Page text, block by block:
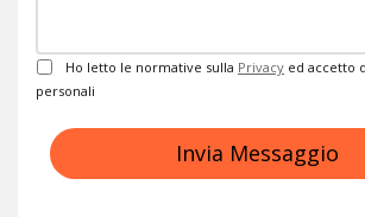
Privacy
Ho letto le normative sulla Privacy ed accetto
personali
Invia Messaggio